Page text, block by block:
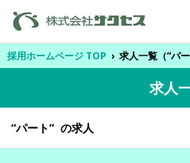
採用ホームページ TOP › 求人一覧（“パー
求人
“パート” の求人